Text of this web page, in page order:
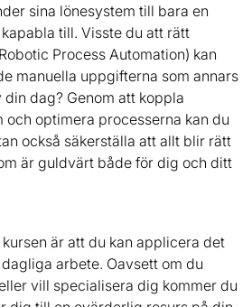
sina lönesystem till bara en
till. Visste du att rätt
Process Automation) kan
manuella uppgifterna som annars
dag? Genom att koppla
och optimera processerna kan du
också säkerställa att allt blir rätt
är guldvärt både för dig och ditt
är att du kan applicera det
arbete. Oavsett om du
vill specialisera dig kommer du